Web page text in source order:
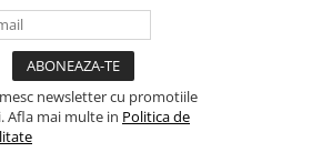
newsletter cu promotiile
Afla mai multe in Politica de